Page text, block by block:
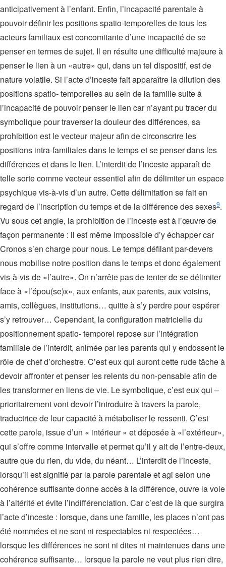
anticipativement à l’enfant. Enfin, l’incapacité parentale à
pouvoir définir les positions spatio-temporelles de tous les
acteurs familiaux est concomitante d’une incapacité de se
penser en termes de sujet. Il en résulte une difficulté majeure à
penser le lien à un «autre» qui, dans un tel dispositif, est de
nature volatile. Si l’acte d’inceste fait apparaître la dilution des
positions spatio- temporelles au sein de la famille suite à
l’incapacité de pouvoir penser le lien car n’ayant pu tracer du
symbolique pour traverser la douleur des différences, sa
prohibition est le vecteur majeur afin de circonscrire les
positions intra-familiales dans le temps et se penser dans les
différences et dans le lien. L’interdit de l’inceste apparaît de
telle sorte comme vecteur essentiel afin de délimiter un espace
psychique vis-à-vis d’un autre. Cette délimitation se fait en
regard de l’inscription du temps et de la différence des sexes9.
Vu sous cet angle, la prohibition de l’inceste est à l’œuvre de
façon permanente : il est même impossible d’y échapper car
Cronos s’en charge pour nous. Le temps défilant par-devers
nous mobilise notre position dans le temps et donc également
vis-à-vis de «l’autre». On n’arrête pas de tenter de se délimiter
face à «l’épou(se)x», aux enfants, aux parents, aux voisins,
amis, collègues, institutions… quitte à s’y perdre pour espérer
s’y retrouver… Cependant, la configuration matricielle du
positionnement spatio- temporel repose sur l’intégration
familiale de l’interdit, animée par les parents qui y endossent le
rôle de chef d’orchestre. C’est eux qui auront cette rude tâche à
devoir affronter et penser les relents du non-pensable afin de
les transformer en liens de vie. Le symbolique, c’est eux qui –
prioritairement vont devoir l’introduire à travers la parole,
traductrice de leur capacité à métaboliser le ressenti. C’est
cette parole, issue d’un « intérieur » et déposée à «l’extérieur»,
qui s’offre comme intervalle et permet qu’il y ait de l’entre-deux,
autre que du rien, du vide, du néant… L’interdit de l’inceste,
lorsqu’il est signifié par la parole parentale et agi selon une
cohérence suffisante donne accès à la différence, ouvre la voie
à l’altérité et évite l’indifférenciation. Car c’est de là que surgira
l’acte d’inceste : lorsque, dans une famille, les places n’ont pas
été nommées et ne sont ni respectables ni respectées…
lorsque les différences ne sont ni dites ni maintenues dans une
cohérence suffisante… lorsque la parole ne veut plus rien dire,